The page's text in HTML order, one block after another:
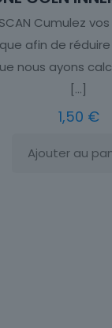
SCAN Cumulez
afin de
nous ayons
[…]
1,50 €
Ajouter au